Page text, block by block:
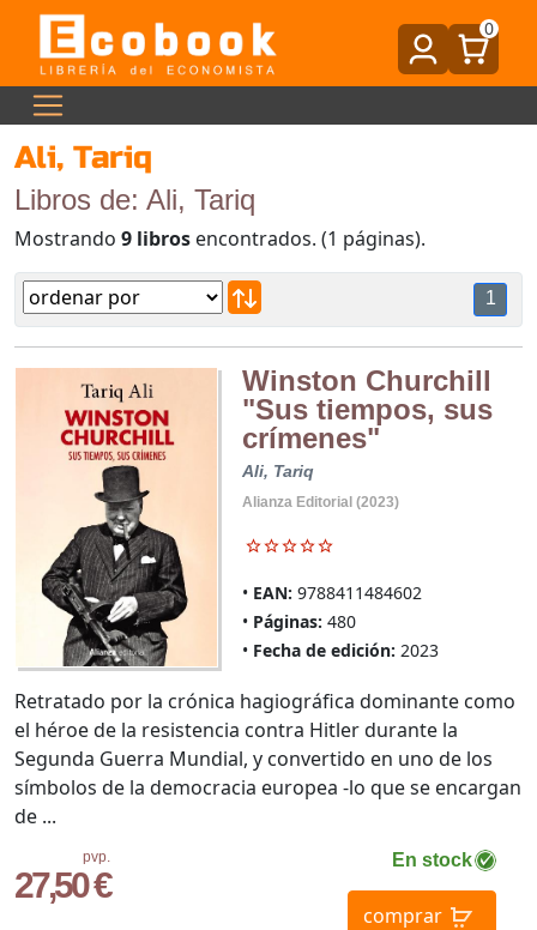
0
Ali, Tariq
Libros de: Ali, Tariq
Mostrando 9 libros encontrados. (1 páginas).
1
Winston Churchill
"Sus tiempos, sus
crímenes"
Ali, Tariq
Alianza Editorial (2023)
EAN: 9788411484602
Páginas: 480
Fecha de edición: 2023
pvp.
27,50 €
En stock
comprar
Retratado por la crónica hagiográfica dominante como
el héroe de la resistencia contra Hitler durante la
Segunda Guerra Mundial, y convertido en uno de los
símbolos de la democracia europea -lo que se encargan
de ...